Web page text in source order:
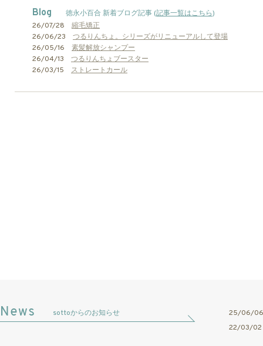
Blog 徳永小百合 新着ブログ記事 (記事一覧はこちら)
26/07/28 縮毛矯正
26/06/23 つるりんちょ。シリーズがリニューアルして登場
26/05/16 素髪解放シャンプー
26/04/13 つるりんちょブースター
26/03/15 ストレートカール
sottoからのお知らせ
25/06/
22/03/